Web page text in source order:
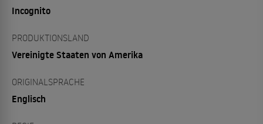
Incognito
PRODUKTIONSLAND
Vereinigte Staaten von Amerika
ORIGINALSPRACHE
Englisch